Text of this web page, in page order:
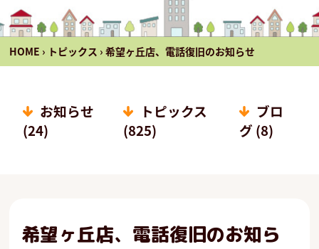
HOME › トピックス › 希望ヶ丘店、電話復旧のお知らせ
お知らせ
(24)
トピックス
(825)
ブロ
グ (8)
希望ヶ丘店、電話復旧のお知ら